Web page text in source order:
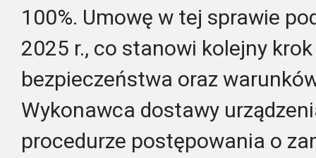
100%. Umowę w tej sprawie
2025 r., co stanowi kolejny
bezpieczeństwa oraz
Wykonawca dostawy
procedurze postępowania o